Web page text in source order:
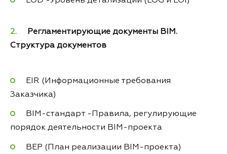
Регламентирующие документы BIM.
Структура документов
EIR (Информационные требования
Заказчика)
BIM-стандарт -Правила, регулирующие
порядок деятельности BIM-проекта
BEP (План реализации BIM-проекта)